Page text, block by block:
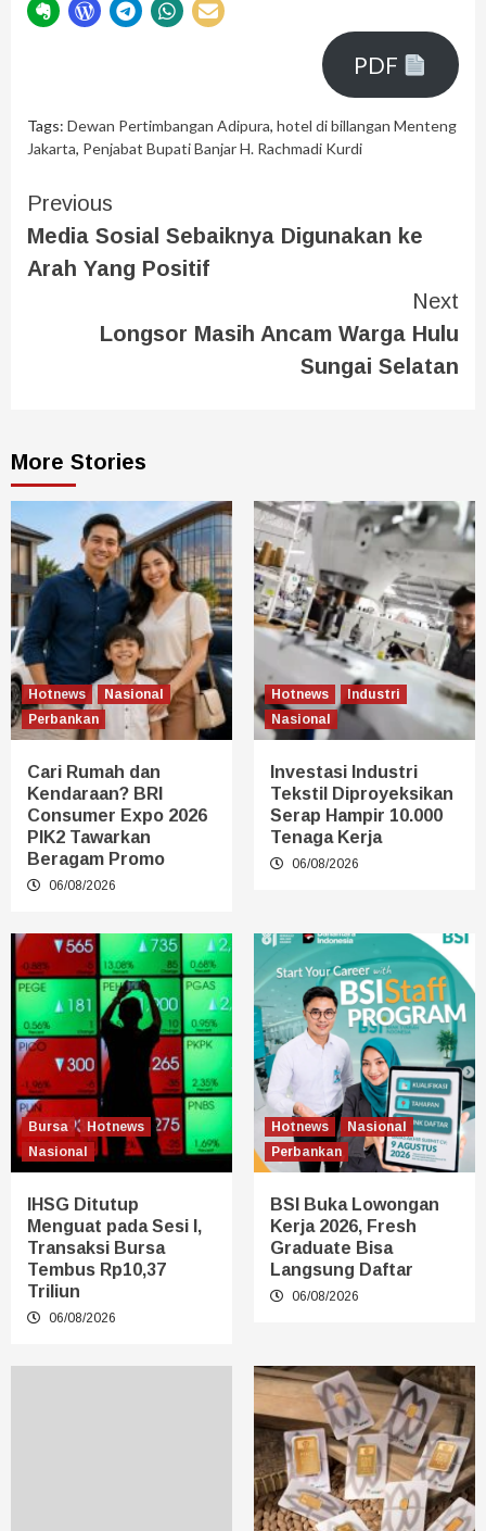
PDF
Tags: Dewan Pertimbangan Adipura, hotel di billangan Menteng
Jakarta, Penjabat Bupati Banjar H. Rachmadi Kurdi
Previous
Media Sosial Sebaiknya Digunakan ke
Arah Yang Positif
Next
Longsor Masih Ancam Warga Hulu
Sungai Selatan
More Stories
Hotnews
Nasional
Perbankan
Cari Rumah dan
Kendaraan? BRI
Consumer Expo 2026
PIK2 Tawarkan
Beragam Promo
06/08/2026
Hotnews
Industri
Nasional
Investasi Industri
Tekstil Diproyeksikan
Serap Hampir 10.000
Tenaga Kerja
06/08/2026
Bursa
Hotnews
Nasional
IHSG Ditutup
Menguat pada Sesi I,
Transaksi Bursa
Tembus Rp10,37
Triliun
06/08/2026
Hotnews
Nasional
Perbankan
BSI Buka Lowongan
Kerja 2026, Fresh
Graduate Bisa
Langsung Daftar
06/08/2026